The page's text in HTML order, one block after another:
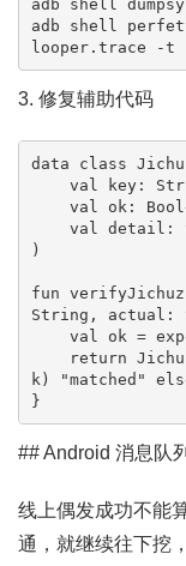
adb shell
adb shell
looper.trace -t
3. 修复辅助代码
data class
)
fun
String, actual:
k) "matched"
}
## Android 消息队
线上偶发成功不能
通，就继续往下挖